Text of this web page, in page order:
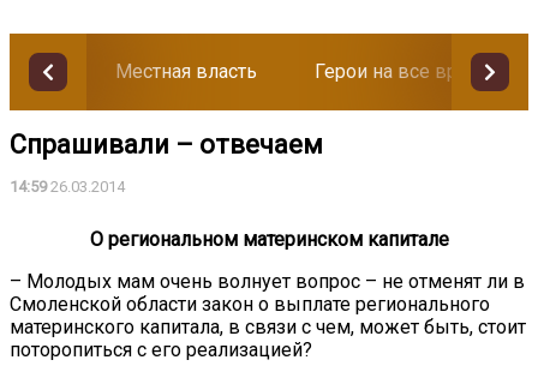
Местная власть Герои на все времена
Спрашивали – отвечаем
14:5926.03.2014
О региональном материнском капитале
– Молодых мам очень волнует вопрос – не отменят ли в
Смоленской области закон о выплате регионального
материнского капитала, в связи с чем, может быть, стоит
поторопиться с его реализацией?